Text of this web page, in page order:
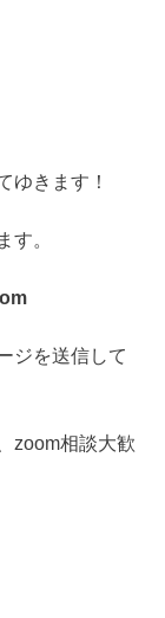
ゆきます！
す。
ジを送信して
zoom相談大歓